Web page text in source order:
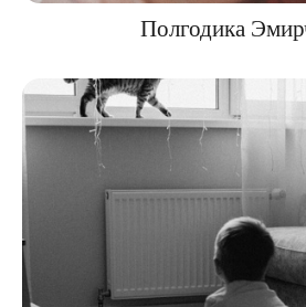
Полгодика